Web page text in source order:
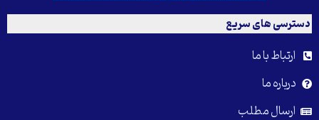
دسترسی های سریع
ارتباط با ما
درباره ما
ارسال مطلب